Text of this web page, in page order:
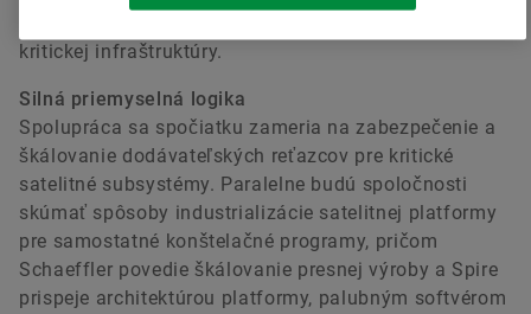
Heiko Eber
Schaeffler AG
Herzogenaurach
+49 9132 82-88125
heiko.eber@schaeffler.com
kritickej infraštruktúry.
Silná priemyselná logika
Spolupráca sa spočiatku zameria na zabezpečenie a
škálovanie dodávateľských reťazcov pre kritické
satelitné subsystémy. Paralelne budú spoločnosti
skúmať spôsoby industrializácie satelitnej platformy
pre samostatné konštelačné programy, pričom
Schaeffler povedie škálovanie presnej výroby a Spire
prispeje architektúrou platformy, palubným softvérom